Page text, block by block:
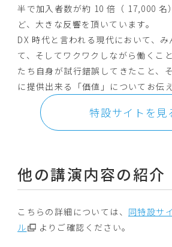
半で加入者数が約 10 倍（ 17,000 名
ど、大きな反響を頂いています。
DX 時代と言われる現代において、
て、そしてワクワクしながら働くこ
たち自身が試行錯誤してきたこと、
に提供出来る「価値」についてお伝え
特設サイトを見
他の講演内容の紹介
こちらの詳細については、 同特設サ
ル
よりご確認ください。